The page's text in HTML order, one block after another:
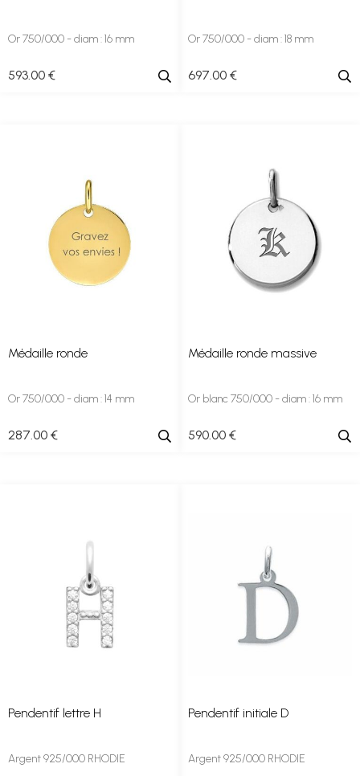
Or 750/000 - diam : 16 mm
593.00 €
Or 750/000 - diam : 18 mm
697 .00 €
Médaille ronde
Or 750/000 - diam : 14 mm
287 .00 €
Médaille ronde massive
Or blanc 750/000 - diam : 16 mm
590.00 €
Pendentif lettre H
Argent 925/000 RHODIE
Pendentif initiale D
Argent 925/000 RHODIE